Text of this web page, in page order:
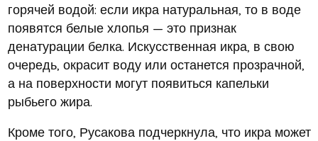
горячей водой: если икра натуральная, то в воде
появятся белые хлопья — это признак
денатурации белка. Искусственная икра, в свою
очередь, окрасит воду или останется прозрачной,
а на поверхности могут появиться капельки
рыбьего жира.
Кроме того, Русакова подчеркнула, что икра может